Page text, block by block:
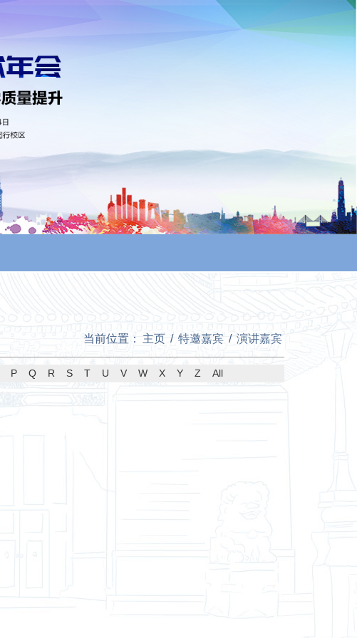
当前位置： 主页 / 特邀嘉宾 / 演讲嘉宾
P Q R S T U V W X Y Z All